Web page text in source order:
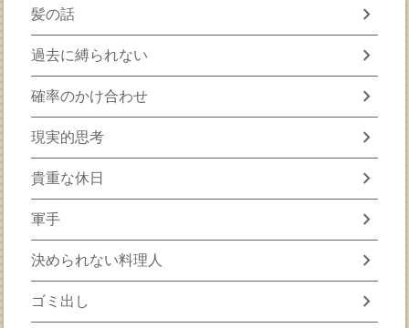
髪の話 chevron_right
過去に縛られない chevron_right
確率のかけ合わせ chevron_right
現実的思考 chevron_right
貴重な休日 chevron_right
軍手 chevron_right
決められない料理人 chevron_right
ゴミ出し chevron_right